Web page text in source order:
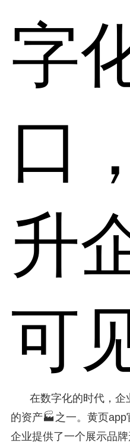
字
口
升
可
在数字化的时代，
的资产🏭之一。黄页app
企业提供了一个展示品